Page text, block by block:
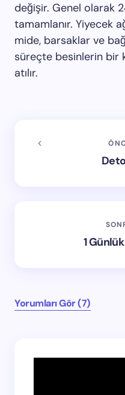
değişir. Genel olarak
tamamlanır. Yiyecek
mide, barsaklar ve
süreçte besinlerin bir
atılır.
1
Yorumları Gör (7)